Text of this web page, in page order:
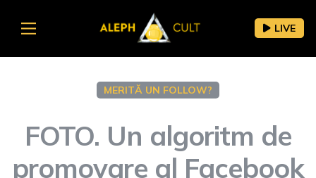
LIVE
MERITĂ UN FOLLOW?
FOTO. Un algoritm de
promovare al Facebook